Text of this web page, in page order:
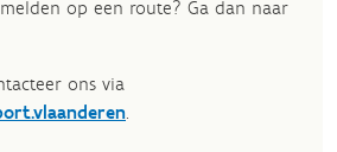
op een route? Ga dan naar
ons via
.​